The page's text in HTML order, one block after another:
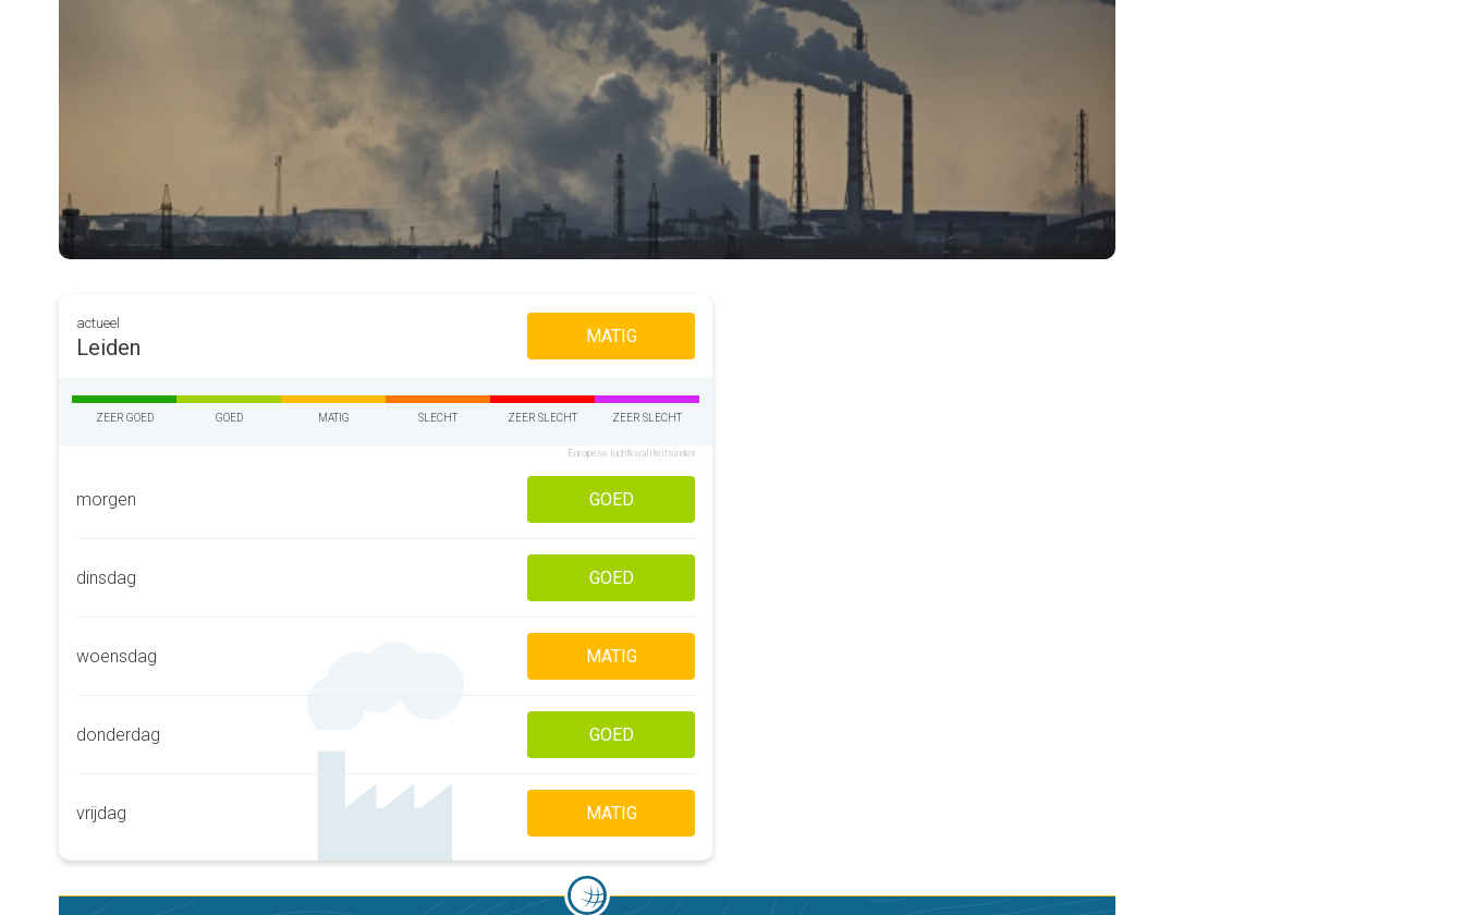
actueel
Leiden MATIG
ZEER GOED GOED MATIG SLECHT ZEER SLECHT ZEER SLECHT
Europese luchtkwaliteitsindex
morgen GOED
dinsdag GOED
woensdag MATIG
donderdag GOED
vrijdag MATIG